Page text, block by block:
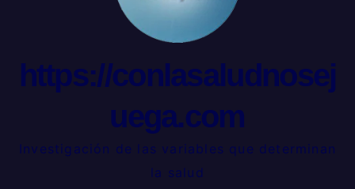
https://conlasaludnosej
uega.com
Investigación de las variables que determinan
la salud